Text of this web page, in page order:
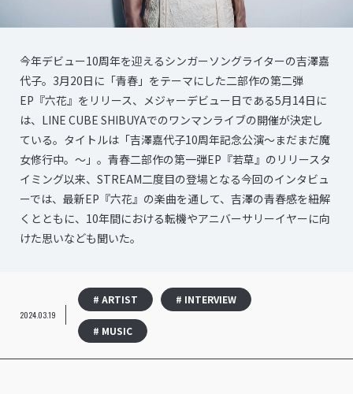
今年デビュー10周年を迎えるシンガーソングライターの吉澤嘉
代子。3月20日に「青春」をテーマにした二部作の第二弾
EP『六花』をリリース、メジャーデビュー日である5月14日に
は、LINE CUBE SHIBUYAでのワンマンライブの開催が決定し
ている。タイトルは「吉澤嘉代子10周年記念公演～まだまだ魔
女修行中。～」。青春二部作の第一弾EP『若草』のリリースタ
イミング以来、STREAM二度目の登場となる今回のインタビュ
ーでは、最新EP『六花』の楽曲を通して、吉澤の青春感を紐解
くとともに、10年間における転機やアニバーサリーイヤーに向
けた思いなども聞いた。
2024.03.19
# ARTIST # INTERVIEW
# MUSIC